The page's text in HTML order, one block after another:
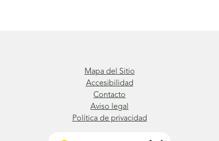
Mapa del Sitio
Accesibilidad
Contacto
Aviso legal
Política de privacidad